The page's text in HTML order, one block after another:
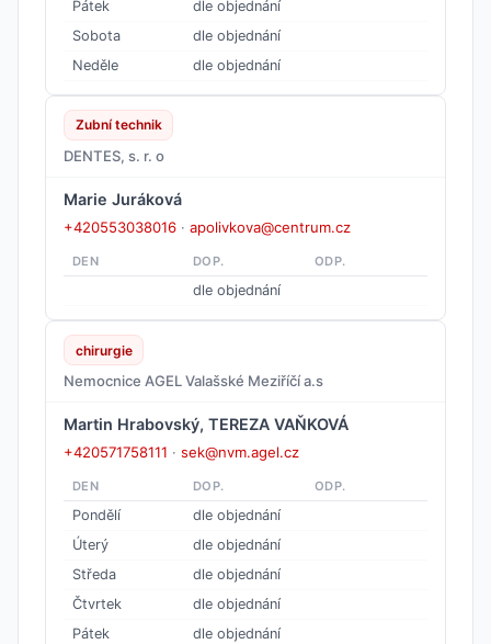
Pátek
dle objednání
Sobota
dle objednání
Neděle
dle objednání
Zubní technik
DENTES, s. r. o
Marie Juráková
+420553038016 · apolivkova@centrum.cz
DEN DOP. ODP.
dle objednání
chirurgie
Nemocnice AGEL Valašské Meziříčí a.s
Martin Hrabovský, TEREZA VAŇKOVÁ
+420571758111 · sek@nvm.agel.cz
DEN DOP. ODP.
Pondělí
dle objednání
Úterý
dle objednání
Středa
dle objednání
Čtvrtek
dle objednání
Pátek
dle objednání